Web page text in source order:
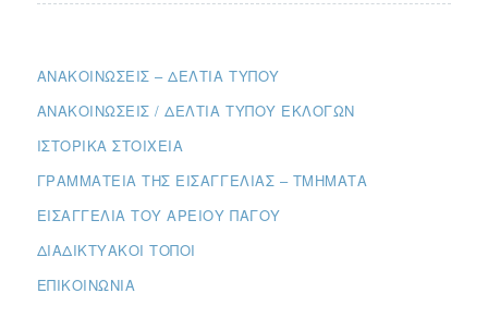
ΑΝΑΚΟΙΝΏΣΕΙΣ – ΔΕΛΤΊΑ ΤΎΠΟΥ
ΑΝΑΚΟΙΝΏΣΕΙΣ / ΔΕΛΤΊΑ ΤΎΠΟΥ ΕΚΛΟΓΏΝ
ΙΣΤΟΡΙΚΆ ΣΤΟΙΧΕΊΑ
ΓΡΑΜΜΑΤΕΊΑ ΤΗΣ ΕΙΣΑΓΓΕΛΊΑΣ – ΤΜΉΜΑΤΑ
ΕΙΣΑΓΓΕΛΊΑ ΤΟΥ ΑΡΕΊΟΥ ΠΆΓΟΥ
ΔΙΑΔΙΚΤΥΑΚΟΊ ΤΌΠΟΙ
ΕΠΙΚΟΙΝΩΝΊΑ